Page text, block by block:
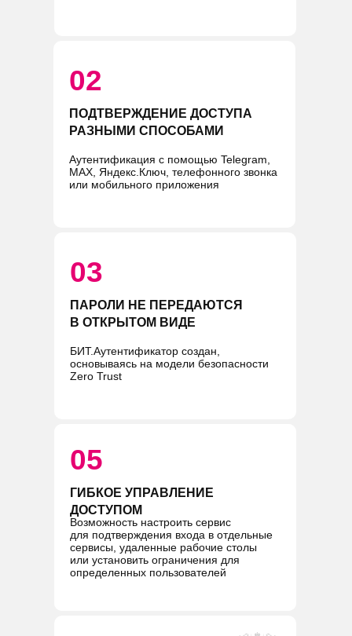
Универсальная технология позволяет
организовать двухфакторную
аутентификацию всего за несколько
часов
МГНОВЕННОЕ ПОДКЛЮЧЕНИЕ
04
Аутентификация с помощью Telegram,
MAX, Яндекс.Ключ, телефонного звонка
или мобильного приложения
ПОДТВЕРЖДЕНИЕ ДОСТУПА
РАЗНЫМИ СПОСОБАМИ
02
Возможность настроить сервис
для подтверждения входа в отдельные
сервисы, удаленные рабочие столы
или установить ограничения для
определенных пользователей
ГИБКОЕ УПРАВЛЕНИЕ
ДОСТУПОМ
05
БИТ.Аутентификатор создан,
основываясь на модели безопасности
Zero Trust
ПАРОЛИ НЕ ПЕРЕДАЮТСЯ
В ОТКРЫТОМ ВИДЕ
03